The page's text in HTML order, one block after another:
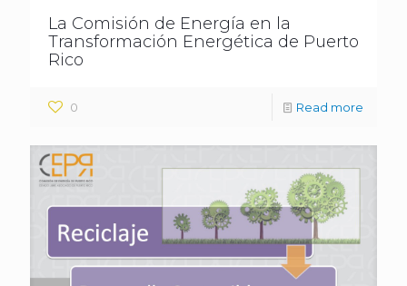
La Comisión de Energía en la
Transformación Energética de Puerto
Rico
0 Read more